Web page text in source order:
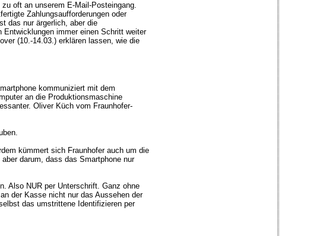
oft an unserem E-Mail-Posteingang.
Zahlungsaufforderungen oder
das nur ärgerlich, aber die
immer einen Schritt weiter
(10.-14.03.) erklären lassen, wie die
kommuniziert mit dem
an die Produktionsmaschine
Oliver Küch vom Fraunhofer-
kümmert sich Fraunhofer auch um die
darum, dass das Smartphone nur
Also NUR per Unterschrift. Ganz ohne
der Kasse nicht nur das Aussehen der
das umstrittene Identifizieren per